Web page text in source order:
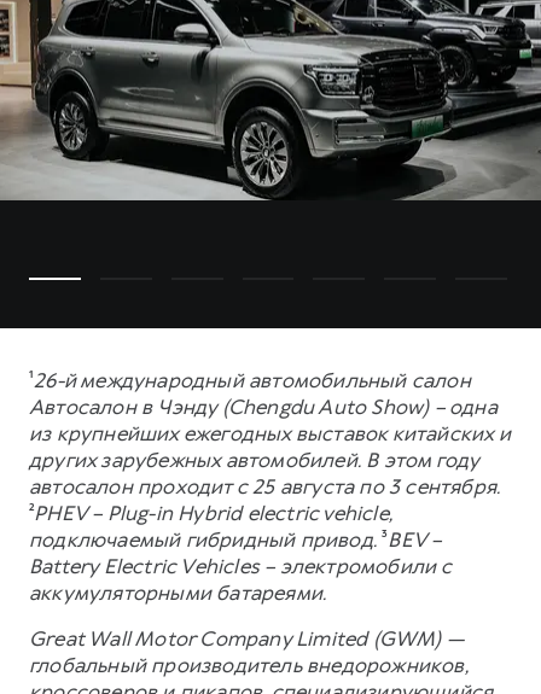
¹26-й международный автомобильный салон
Автосалон в Чэнду (Chengdu Auto Show) – одна
из крупнейших ежегодных выставок китайских и
других зарубежных автомобилей. В этом году
автосалон проходит с 25 августа по 3 сентября.
²PHEV – Plug-in Hybrid electric vehicle,
подключаемый гибридный привод.³BEV –
Battery Electric Vehicles – электромобили с
аккумуляторными батареями.
Great Wall Motor Company Limited (GWM) —
глобальный производитель внедорожников,